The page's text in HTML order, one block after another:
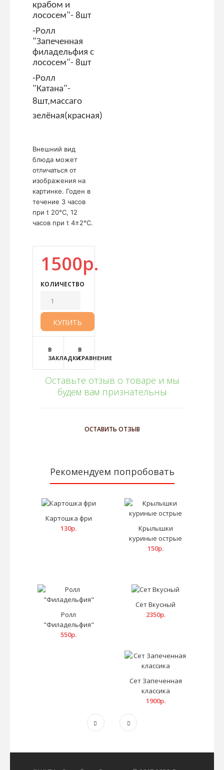
крабом и
лососем"- 8шт
-Ролл
"Запеченная
филадельфия с
лососем"- 8шт
-Ролл
"Катана"-
8шт,массаго
зелёная(красная)
Внешний вид
блюда может
отличаться от
изображения на
картинке. Годен в
течение 3 часов
при t 20°C, 12
часов при t 4±2°C.
1500р.
КОЛИЧЕСТВО
В
ЗАКЛАДКИ
В
СРАВНЕНИЕ
Оставьте отзыв о товаре и мы
будем вам признательны
ОСТАВИТЬ ОТЗЫВ
Рекомендуем попробовать
Картошка фри
130р.
Крылышки
куриные острые
150р.
Ролл
"Филадельфия"
550р.
Сет Вкусный
2350р.
Сет Запеченная
классика
1900р.